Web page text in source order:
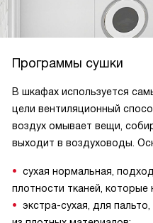
Программы сушки
В шкафах используется
цели вентиляционный
воздух омывает вещи,
выходит в воздуховоды.
сухая нормальная,
плотности тканей, которые
экстра-сухая, для